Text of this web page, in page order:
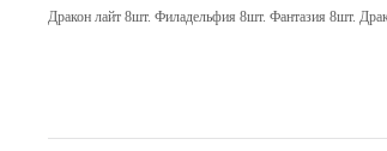
Дракон лайт 8шт. Филадельфия 8шт. Фантазия 8шт.